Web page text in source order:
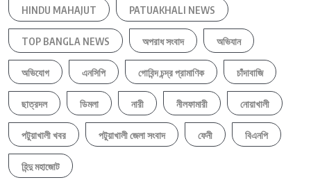
HINDU MAHAJUT PATUAKHALI NEWS
TOP BANGLA NEWS অপরাধ সংবাদ অভিযান
অভিযোগ এনসিপি গোবিন্দ চন্দ্র প্রামাণিক চাঁদাবাজি
ছাত্রদল ডিমলা নারী নীলফামারী নোয়াখালী
পটুয়াখালী খবর পটুয়াখালী জেলা সংবাদ ফেনী বিএনপি
হিন্দু মহাজোট